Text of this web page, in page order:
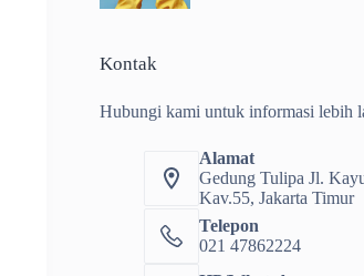
Kontak
Hubungi kami untuk informasi lebih
Alamat
Gedung Tulipa Jl.
Kav.55, Jakarta Timur
Telepon
021 47862224